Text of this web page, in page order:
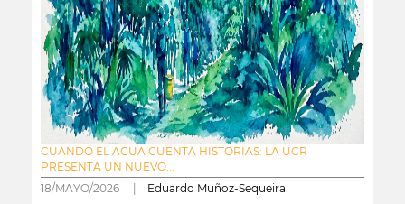
CUANDO EL AGUA CUENTA HISTORIAS: LA UCR
PRESENTA UN NUEVO...
18/MAYO/2026 | Eduardo Muñoz-Sequeira